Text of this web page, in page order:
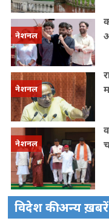
नेशनल
नेशनल
नेशनल
विदेश की अन्य ख़बरें